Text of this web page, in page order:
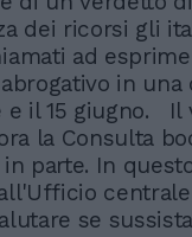
dei ricorsi gli
ad
in una
e il 15 giugno. Il
la Consulta
parte. In
se